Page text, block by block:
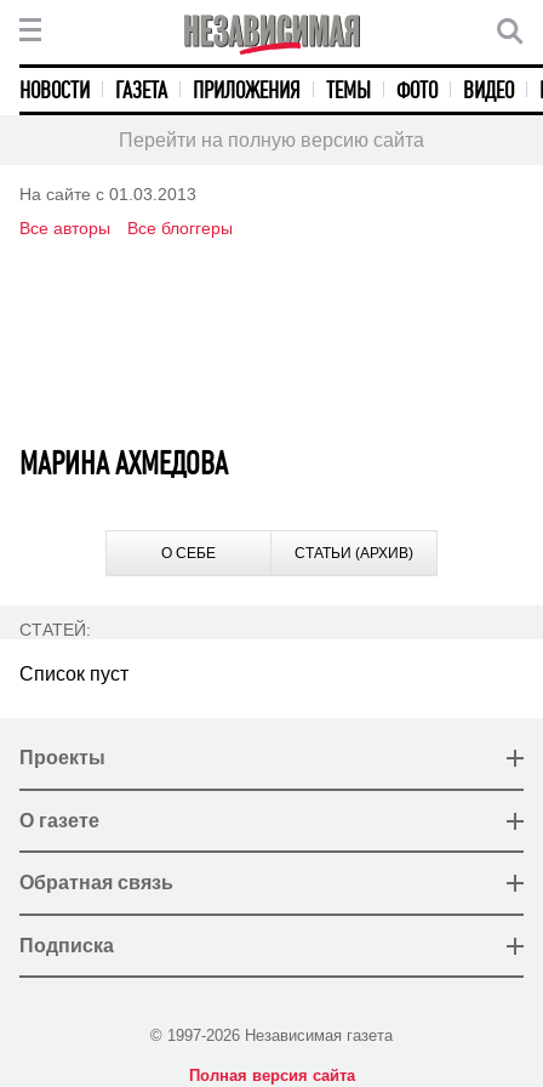
НОВОСТИ ГАЗЕТА ПРИЛОЖЕНИЯ ТЕМЫ ФОТО ВИДЕО
Перейти на полную версию сайта
На сайте с 01.03.2013
Все авторы
Все блоггеры
МАРИНА АХМЕДОВА
О СЕБЕ СТАТЬИ (АРХИВ)
СТАТЕЙ:
Список пуст
Проекты
О газете
Обратная связь
Подписка
© 1997-2026 Независимая газета
Полная версия сайта